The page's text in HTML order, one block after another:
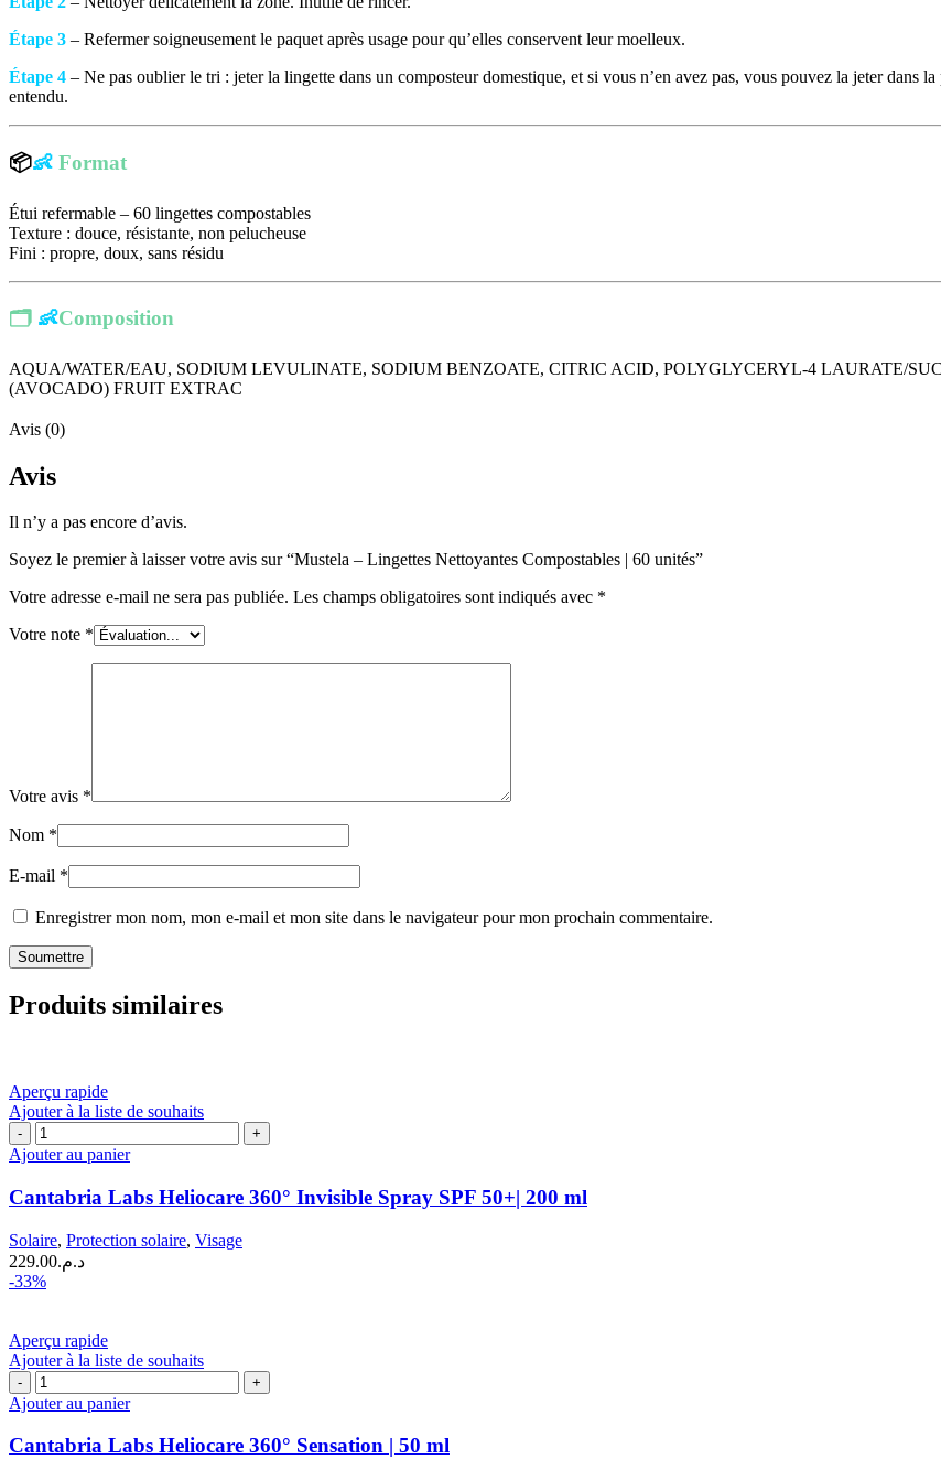
Étape 3 – Refermer soigneusement le paquet après usage pour qu’elles conservent leur moelleux.
Étape 4 – Ne pas oublier le tri : jeter la lingette dans un composteur domestique, et si vous n’en avez pas, vous pouvez la jeter dans
entendu.
📦👶 Format
Étui refermable – 60 lingettes compostables
Texture : douce, résistante, non pelucheuse
Fini : propre, doux, sans résidu
🗂 👶Composition
AQUA/WATER/EAU, SODIUM LEVULINATE, SODIUM BENZOATE, CITRIC ACID, POLYGLYCERYL-4 LAURATE/
(AVOCADO) FRUIT EXTRAC
Avis (0)
Avis
Il n’y a pas encore d’avis.
Soyez le premier à laisser votre avis sur “Mustela – Lingettes Nettoyantes Compostables | 60 unités”
Votre adresse e-mail ne sera pas publiée. Les champs obligatoires sont indiqués avec *
Votre note *
Votre avis *
Nom *
E-mail *
Enregistrer mon nom, mon e-mail et mon site dans le navigateur pour mon prochain commentaire.
Produits similaires
Aperçu rapide
Ajouter à la liste de souhaits
quantité
de
Cantabria
Labs
Heliocare
Invisible
Spray
SPF
ml
Ajouter au panier
Cantabria Labs Heliocare 360° Invisible Spray SPF 50+| 200 ml
Solaire, Protection solaire, Visage
د.م.229.00
-33%
Aperçu rapide
Ajouter à la liste de souhaits
quantité
de
Cantabria
Labs
Heliocare
Ajouter au panier
Cantabria Labs Heliocare 360° Sensation | 50 ml